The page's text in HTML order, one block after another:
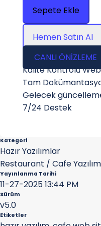
Sepete Ekle
Hemen Satın Al
CANLI ÖNİZLEME
Kalite Kontrolü
Tam
Gelecek
7/24 Destek
Kategori
Hazır Yazılımlar
Restaurant / Cafe
Yayınlanma Tarihi
11-27-2025 13:44 PM
Sürüm
v5.0
Etiketler